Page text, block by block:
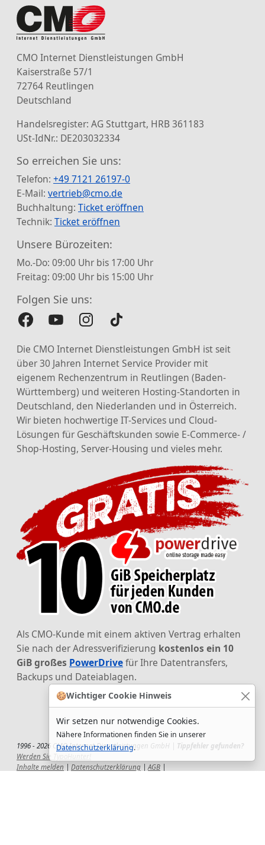
🍪Wichtiger Cookie Hinweis
Wir setzen nur notwendige Cookies.
Nähere Informationen finden Sie in unserer
Datenschutzerklärung.
CMO Internet Dienstleistungen GmbH
Kaiserstraße 57/1
72764 Reutlingen
Deutschland
Handelsregister: AG Stuttgart, HRB 361183
USt-IdNr.: DE203032334
So erreichen Sie uns:
Telefon: +49 7121 26197-0
E-Mail: vertrieb@cmo.de
Buchhaltung: Ticket eröffnen
Technik: Ticket eröffnen
Unsere Bürozeiten:
Mo.-Do: 09:00 Uhr bis 17:00 Uhr
Freitag: 09:00 Uhr bis 15:00 Uhr
Folgen Sie uns:
Die CMO Internet Dienstleistungen GmbH ist seit
über 30 Jahren Internet Service Provider mit
eigenem Rechenzentrum in Reutlingen (Baden-
Württemberg) und weiteren Hosting-Standorten in
Deutschland, den Niederlanden und in Österreich.
Wir bieten hochwertige IT-Services und Cloud-
Lösungen für Geschäftskunden sowie E-Commerce- /
Shop-Hosting, Server-Housing und vieles mehr.
Als CMO-Kunde mit einem aktiven Vertrag erhalten
Sie nach der Adressverifizierung kostenlos ein 10
GiB großes PowerDrivefür Ihre Datentransfers,
Backups und Dateiablagen.
1996 - 2026 CMO Internet Dienstleistungen GmbH | Tippfehler gefunden?
Werden Sie TypoHunter!
Inhalte melden
Datenschutzerklärung |AGB